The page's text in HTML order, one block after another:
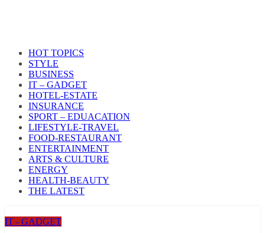
HOT TOPICS
STYLE
BUSINESS
IT – GADGET
HOTEL-ESTATE
INSURANCE
SPORT – EDUACATION
LIFESTYLE​-TRAVEL​
FOOD-RESTAURANT
ENTERTAINMENT
ARTS & CULTURE
ENERGY
HEALTH​-BEAUTY
THE LATEST
IT - GADGET